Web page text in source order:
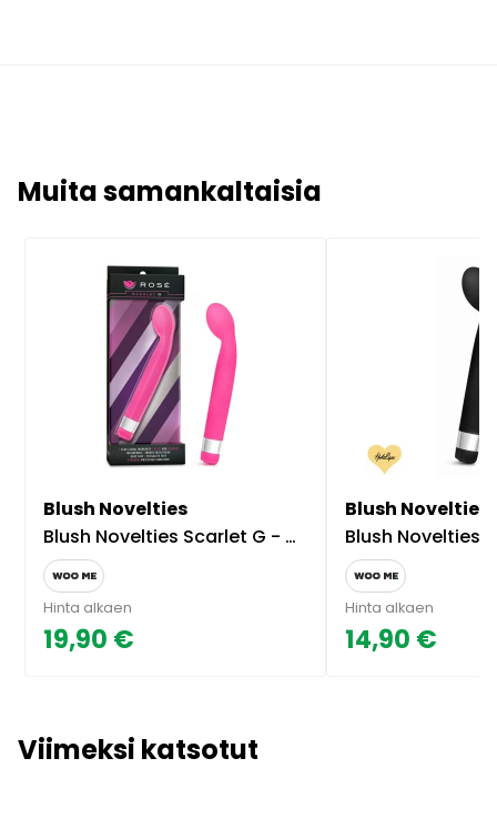
Muita samankaltaisia
Blush Novelties
Blush Novelties Scarlet G - G-Pistevibraattori Pinkki
Hinta alkaen
19,90 €
Blush Novelties
Blush Novelties Scarlet G - G-
Hinta alkaen
14,90 €
Viimeksi katsotut